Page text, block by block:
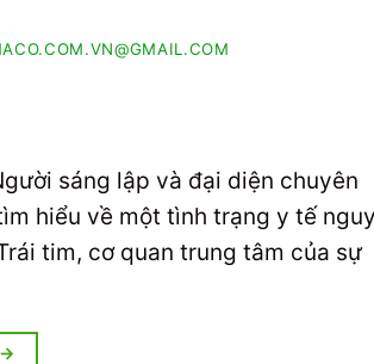
sáng lập và đại diện chuyên
hiểu về một tình trạng y tế nguy
tim, cơ quan trung tâm của sự
→